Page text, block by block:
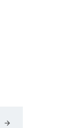
arrow_forward